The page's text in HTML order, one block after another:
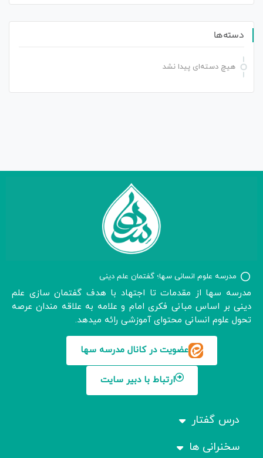
دسته‌ها
هیچ دسته‌ای پیدا نشد
مدرسه علوم انسانی سها؛ گفتمان علم دینی
مدرسه سها از مقدمات تا اجتهاد با هدف گفتمان سازی علم
دینی بر اساس مبانی فکری امام و علامه به علاقه مندان عرصه
تحول علوم انسانی محتوای آموزشی رائه میدهد.
عضویت در کانال مدرسه سها
ارتباط با دبیر سایت
درس گفتار
سخنرانی ها